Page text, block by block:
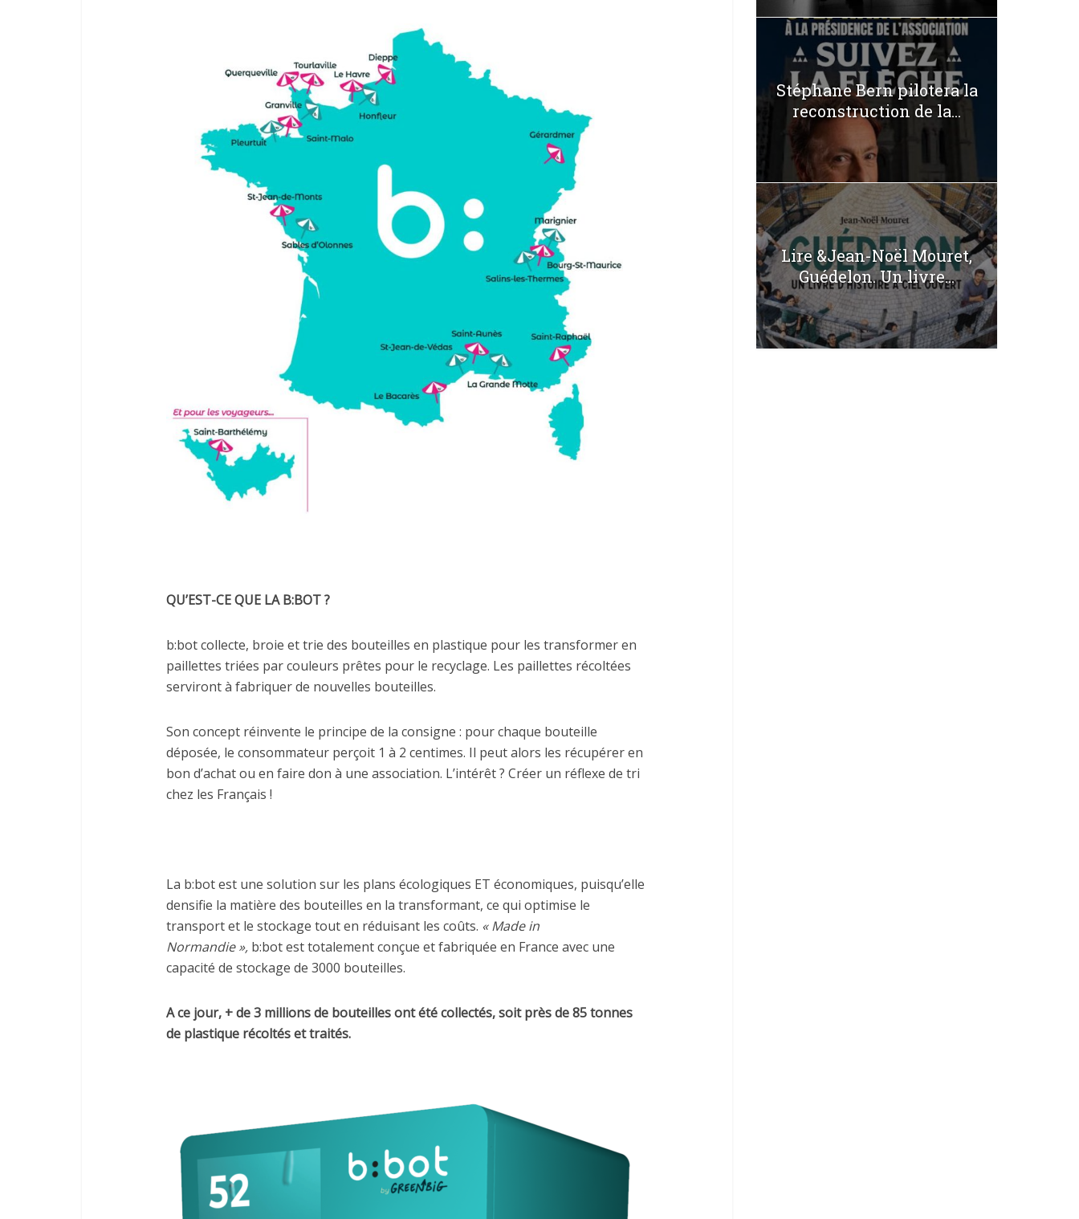
QU’EST-CE QUE LA B:BOT ?
b:bot collecte, broie et trie des bouteilles en plastique pour les transformer en
paillettes triées par couleurs prêtes pour le recyclage. Les paillettes récoltées
serviront à fabriquer de nouvelles bouteilles.
Son concept réinvente le principe de la consigne : pour chaque bouteille
déposée, le consommateur perçoit 1 à 2 centimes. Il peut alors les récupérer en
bon d’achat ou en faire don à une association. L’intérêt ? Créer un réflexe de tri
chez les Français !
La b:bot est une solution sur les plans écologiques ET économiques, puisqu’elle
densifie la matière des bouteilles en la transformant, ce qui optimise le
transport et le stockage tout en réduisant les coûts. « Made in
Normandie », b:bot est totalement conçue et fabriquée en France avec une
capacité de stockage de 3000 bouteilles.
A ce jour, + de 3 millions de bouteilles ont été collectés, soit près de 85 tonnes
de plastique récoltés et traités.
Stéphane Bern pilotera la
reconstruction de la...
Lire &Jean-Noël Mouret,
Guédelon. Un livre...